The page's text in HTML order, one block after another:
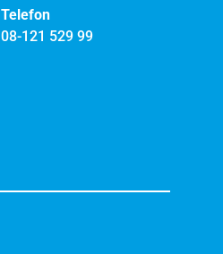
Telefon
08-121 529 99